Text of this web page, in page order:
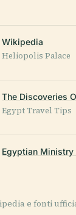
Wikipedia
Heliopolis Palace
The Discoveries
Egypt Travel Tips
Egyptian
e fonti